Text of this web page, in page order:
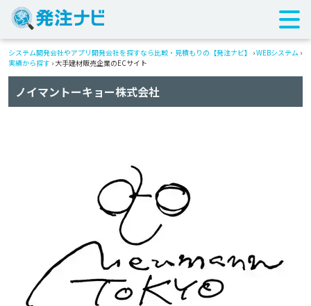
システム開発会社やアプリ開発会社を探すなら比較・見積もりの【発注ナビ】 ›WEBシステム ›
実績から探す › 大手建材販売企業のECサイト
ノイマントーキョー株式会社